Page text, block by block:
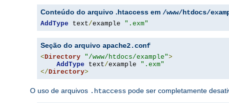
Conteúdo do arquivo .htaccess em /www/htdocs/
AddType text/example ".exm"
Seção do arquivo apache2.conf
<Directory "/www/htdocs/example">
AddType text/example ".exm"
</Directory>
O uso de arquivos .htaccess pode ser completamente